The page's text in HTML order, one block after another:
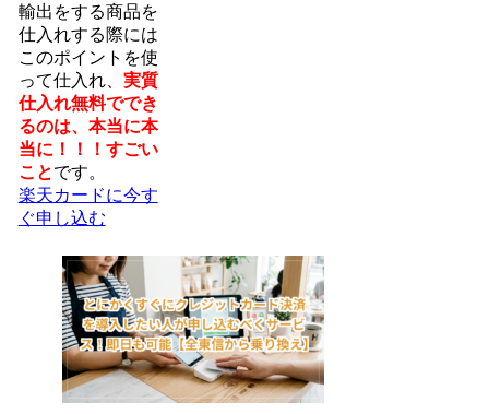
輸出をする商品を
仕入れする際には
このポイントを使
って仕入れ、 実質
仕入れ無料ででき
るのは、本当に本
当に！！！すごい
ことです。
楽天カードに今す
ぐ申し込む